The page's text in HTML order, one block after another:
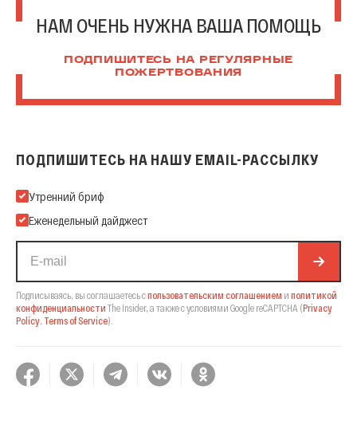
НАМ ОЧЕНЬ НУЖНА ВАША ПОМОЩЬ
ПОДПИШИТЕСЬ НА РЕГУЛЯРНЫЕ
ПОЖЕРТВОВАНИЯ
ПОДПИШИТЕСЬ НА НАШУ EMAIL-РАССЫЛКУ
Подпишитесь на нашу Email-рассылку
Утренний бриф
Еженедельный дайджест
Подписываясь, вы соглашаетесь спользовательским соглашением и политикой
конфиденциальности The Insider, а также с условиями Google reCAPTCHA (Privacy
Policy, Terms of Service).